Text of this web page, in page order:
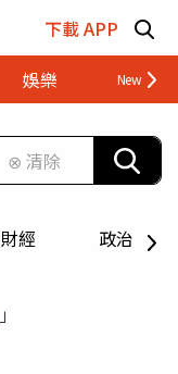
下載 APP
娛樂 財經
⊗ 清除
財經 政治
」